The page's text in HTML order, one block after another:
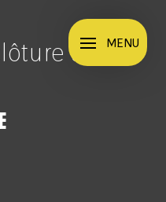
MENU
à